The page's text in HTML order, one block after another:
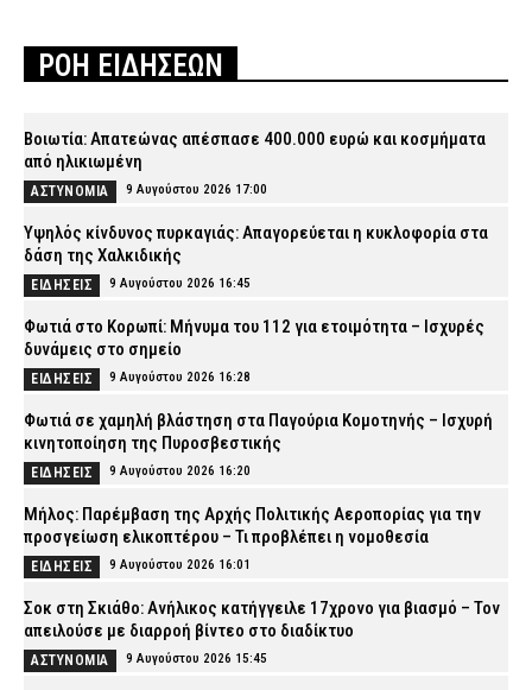
ΡΟΗ ΕΙΔΗΣΕΩΝ
Βοιωτία: Απατεώνας απέσπασε 400.000 ευρώ και κοσμήματα
από ηλικιωμένη
ΑΣΤΥΝΟΜΙΑ 9 Αυγούστου 2026 17:00
Υψηλός κίνδυνος πυρκαγιάς: Απαγορεύεται η κυκλοφορία στα
δάση της Χαλκιδικής
ΕΙΔΗΣΕΙΣ 9 Αυγούστου 2026 16:45
Φωτιά στο Κορωπί: Μήνυμα του 112 για ετοιμότητα – Ισχυρές
δυνάμεις στο σημείο
ΕΙΔΗΣΕΙΣ 9 Αυγούστου 2026 16:28
Φωτιά σε χαμηλή βλάστηση στα Παγούρια Κομοτηνής – Ισχυρή
κινητοποίηση της Πυροσβεστικής
ΕΙΔΗΣΕΙΣ 9 Αυγούστου 2026 16:20
Μήλος: Παρέμβαση της Αρχής Πολιτικής Αεροπορίας για την
προσγείωση ελικοπτέρου – Τι προβλέπει η νομοθεσία
ΕΙΔΗΣΕΙΣ 9 Αυγούστου 2026 16:01
Σοκ στη Σκιάθο: Ανήλικος κατήγγειλε 17χρονο για βιασμό – Τον
απειλούσε με διαρροή βίντεο στο διαδίκτυο
ΑΣΤΥΝΟΜΙΑ 9 Αυγούστου 2026 15:45